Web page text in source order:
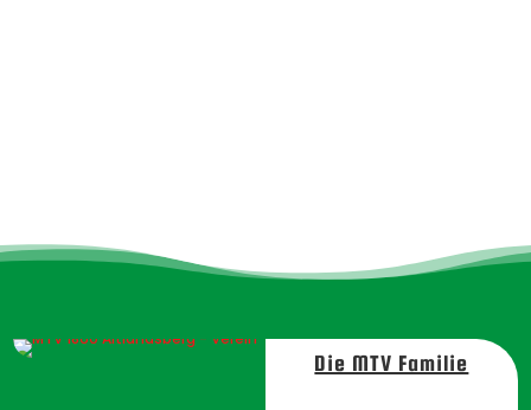
Die MTV Familie